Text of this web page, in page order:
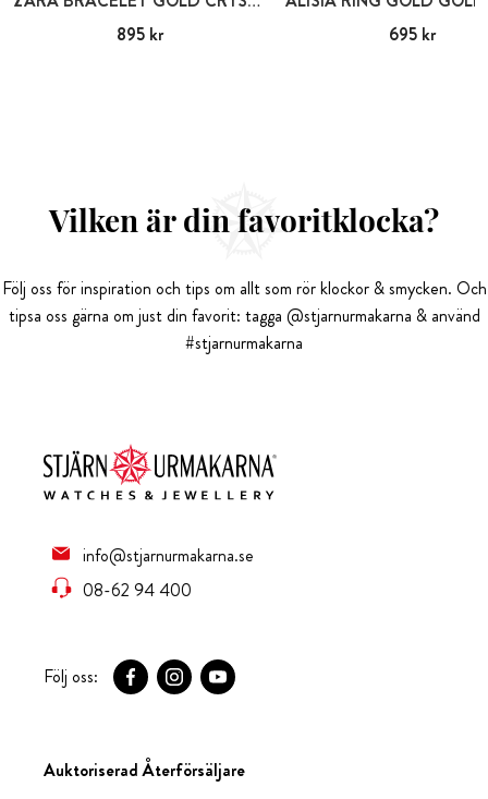
Pris:895 kr
895 kr Pris:695 kr
695 kr
Vilken är din favoritklocka?
Följ oss för inspiration och tips om allt som rör klockor & smycken. Och
tipsa oss gärna om just din favorit: tagga @stjarnurmakarna & använd
#stjarnurmakarna
info@stjarnurmakarna.se
08-62 94 400
Följ oss:
Auktoriserad Återförsäljare